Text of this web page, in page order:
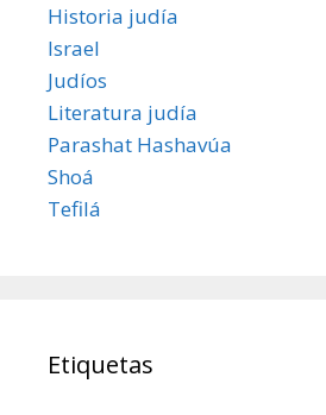
Historia judía
Israel
Judíos
Literatura judía
Parashat Hashavúa
Shoá
Tefilá
Etiquetas